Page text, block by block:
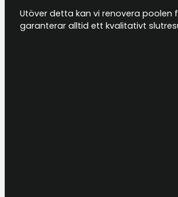
Utöver detta kan vi renovera
garanterar alltid ett kvalitativt